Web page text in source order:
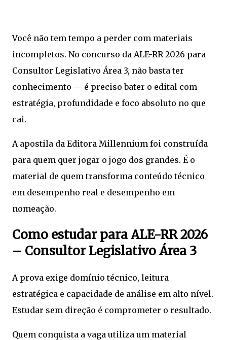
Você não tem tempo a perder com materiais
incompletos. No concurso da ALE-RR 2026 para
Consultor Legislativo Área 3, não basta ter
conhecimento — é preciso bater o edital com
estratégia, profundidade e foco absoluto no que
cai.
A apostila da Editora Millennium foi construída
para quem quer jogar o jogo dos grandes. É o
material de quem transforma conteúdo técnico
em desempenho real e desempenho em
nomeação.
Como estudar para ALE-RR 2026
– Consultor Legislativo Área 3
A prova exige domínio técnico, leitura
estratégica e capacidade de análise em alto nível.
Estudar sem direção é comprometer o resultado.
Quem conquista a vaga utiliza um material